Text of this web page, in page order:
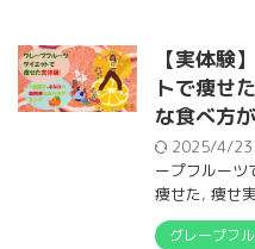
【実体験
トで痩せ
な食べ方
2025/4/23
ープフルーツ
痩せた, 痩せ
グレープフ